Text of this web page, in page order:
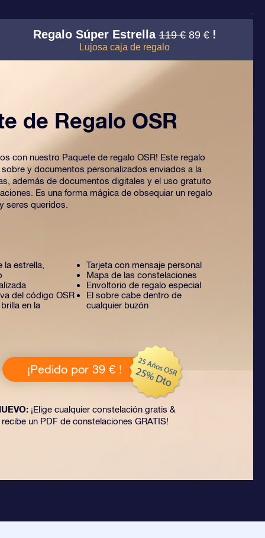
Regalo Súper Estrella119 € 89 € !
Lujosa caja de regalo
de Regalo OSR
con nuestro Paquete de regalo OSR! Este regalo
y documentos personalizados enviados a la
además de documentos digitales y el uso gratuito
Es una forma mágica de obsequiar un regalo
seres queridos.
la estrella,
del código OSR
en la
Tarjeta con mensaje personal
Mapa de las constelaciones
Envoltorio de regalo especial
El sobre cabe dentro de
cualquier buzón
¡Pedido por 39 € !
¡Elige cualquier constelación gratis &
recibe un PDF de constelaciones GRATIS!